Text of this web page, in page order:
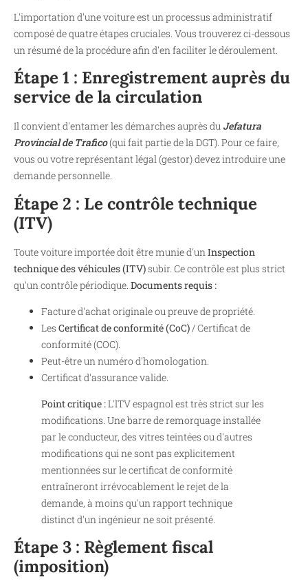
L'importation d'une voiture est un processus administratif
composé de quatre étapes cruciales. Vous trouverez ci-dessous
un résumé de la procédure afin d'en faciliter le déroulement.
Étape 1 : Enregistrement auprès du
service de la circulation
Il convient d'entamer les démarches auprès du Jefatura
Provincial de Trafico(qui fait partie de la DGT). Pour ce faire,
vous ou votre représentant légal (gestor) devez introduire une
demande personnelle.
Étape 2 : Le contrôle technique
(ITV)
Toute voiture importée doit être munie d'un Inspection
technique des véhicules (ITV)subir. Ce contrôle est plus strict
qu'un contrôle périodique. Documents requis :
Facture d'achat originale ou preuve de propriété.
Les Certificat de conformité (CoC)/ Certificat de
conformité (COC).
Peut-être un numéro d'homologation.
Certificat d'assurance valide.
Point critique :L'ITV espagnol est très strict sur les
modifications. Une barre de remorquage installée
par le conducteur, des vitres teintées ou d'autres
modifications qui ne sont pas explicitement
mentionnées sur le certificat de conformité
entraîneront irrévocablement le rejet de la
demande, à moins qu'un rapport technique
distinct d'un ingénieur ne soit présenté.
Étape 3 : Règlement fiscal
(imposition)